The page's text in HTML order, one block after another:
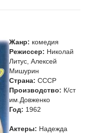
Жанр: комедия
Режиссер: Николай
Литус, Алексей
Мишурин
Страна: СССР
Производство: К/ст
им.Довженко
Год: 1962
Актеры: Надежда